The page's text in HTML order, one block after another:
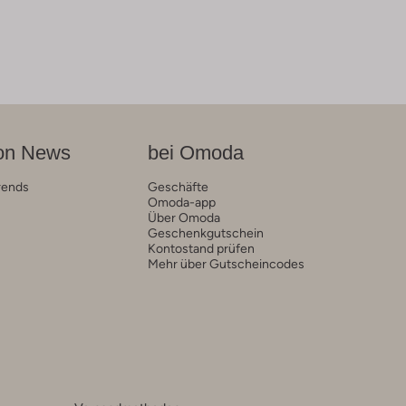
News bei Omoda
Geschäfte
Omoda-app
Über Omoda
Geschenkgutschein
Kontostand prüfen
Mehr über Gutscheincodes